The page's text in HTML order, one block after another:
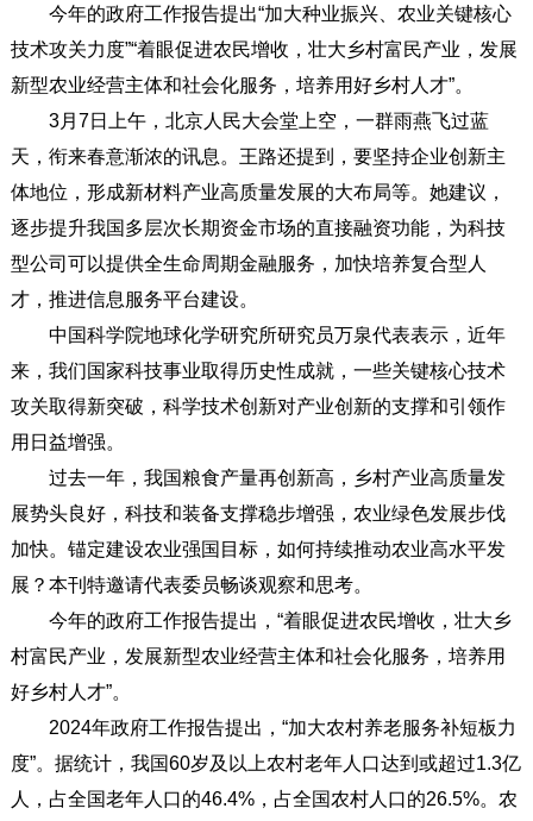
今年的政府工作报告提出“加大种业振兴、农业关键核心
技术攻关力度”“着眼促进农民增收，壮大乡村富民产业，发展
新型农业经营主体和社会化服务，培养用好乡村人才”。
3月7日上午，北京人民大会堂上空，一群雨燕飞过蓝
天，衔来春意渐浓的讯息。王路还提到，要坚持企业创新主
体地位，形成新材料产业高质量发展的大布局等。她建议，
逐步提升我国多层次长期资金市场的直接融资功能，为科技
型公司可以提供全生命周期金融服务，加快培养复合型人
才，推进信息服务平台建设。
中国科学院地球化学研究所研究员万泉代表表示，近年
来，我们国家科技事业取得历史性成就，一些关键核心技术
攻关取得新突破，科学技术创新对产业创新的支撑和引领作
用日益增强。
过去一年，我国粮食产量再创新高，乡村产业高质量发
展势头良好，科技和装备支撑稳步增强，农业绿色发展步伐
加快。锚定建设农业强国目标，如何持续推动农业高水平发
展？本刊特邀请代表委员畅谈观察和思考。
今年的政府工作报告提出，“着眼促进农民增收，壮大乡
村富民产业，发展新型农业经营主体和社会化服务，培养用
好乡村人才”。
2024年政府工作报告提出，“加大农村养老服务补短板力
度”。据统计，我国60岁及以上农村老年人口达到或超过1.3亿
人，占全国老年人口的46.4%，占全国农村人口的26.5%。农